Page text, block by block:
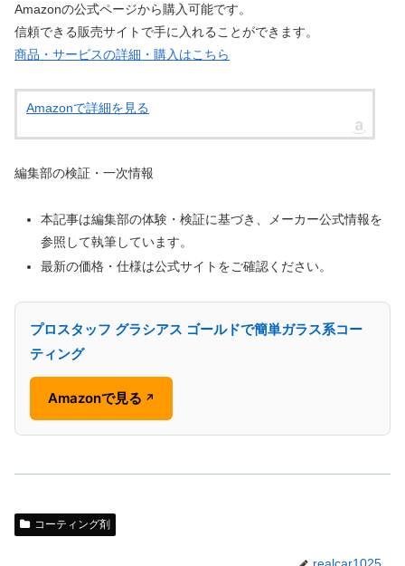
Amazonの公式ページから購入可能です。
信頼できる販売サイトで手に入れることができます。
商品・サービスの詳細・購入はこちら
Amazonで詳細を見る
編集部の検証・一次情報
本記事は編集部の体験・検証に基づき、メーカー公式情報を
参照して執筆しています。
最新の価格・仕様は公式サイトをご確認ください。
プロスタッフ グラシアス ゴールドで簡単ガラス系コー
ティング
Amazonで見る ↗
コーティング剤
realcar1025